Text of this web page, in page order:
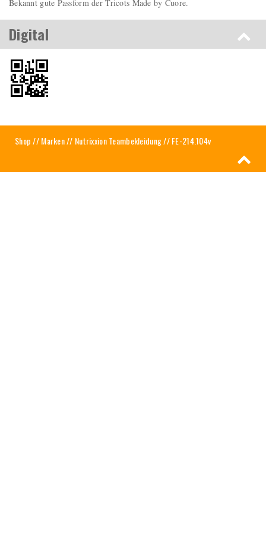
Bekannt gute Passform der Tricots Made by Cuore.
Digital
Shop//Marken// Nutrixxion Teambekleidung// FE-214.104v